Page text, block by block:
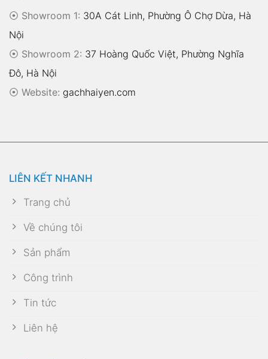
⦿ Showroom 1: 30A Cát Linh, Phường Ô Chợ Dừa, Hà
Nội
⦿ Showroom 2: 37 Hoàng Quốc Việt, Phường Nghĩa
Đô, Hà Nội
⦿ Website: gachhaiyen.com
LIÊN KẾT NHANH
Trang chủ
Về chúng tôi
Sản phẩm
Công trình
Tin tức
Liên hệ